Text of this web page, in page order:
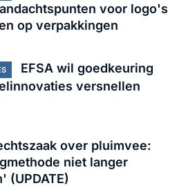
voor logo's
op verpakkingen
EFSA wil goedkeuring
versnellen
over pluimvee:
niet langer
(UPDATE)